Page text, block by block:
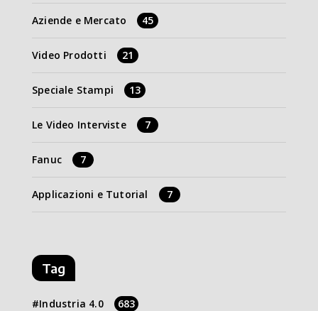
Aziende e Mercato 45
Video Prodotti 21
Speciale Stampi 13
Le Video Interviste 7
Fanuc 7
Applicazioni e Tutorial 7
Tag
Industria 4.0 683